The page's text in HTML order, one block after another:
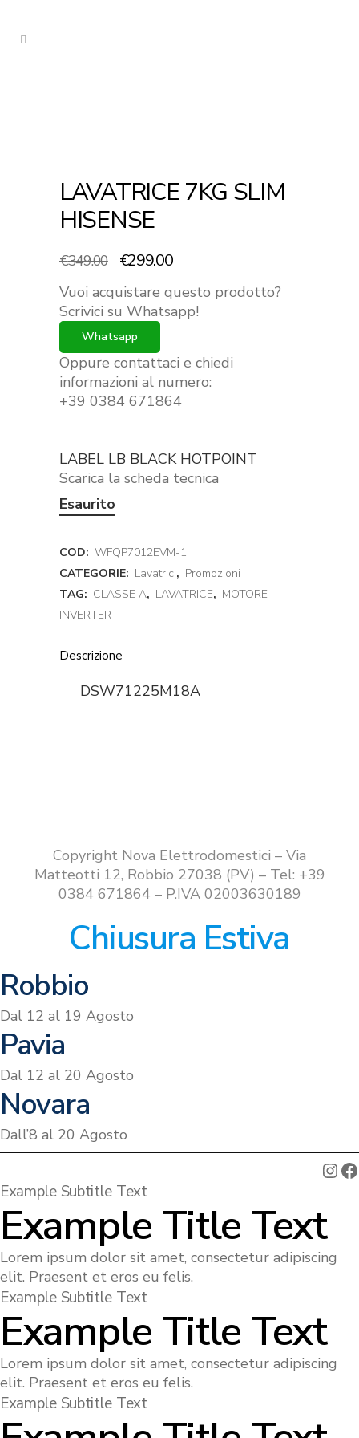
LAVATRICE 7KG SLIM
HISENSE
€349.00
Il
originale
era:
€349.00.
€299.00Il
attuale
è:
Vuoi acquistare questo prodotto?
Scrivici su Whatsapp!
Whatsapp
Oppure contattaci e chiedi
informazioni al numero:
+39 0384 671864
LABEL LB BLACK HOTPOINT
Scarica la scheda tecnica
Esaurito
COD: WFQP7012EVM-1
CATEGORIE: Lavatrici, Promozioni
TAG: CLASSE A, LAVATRICE, MOTORE
INVERTER
Descrizione
DSW71225M18A
Copyright Nova Elettrodomestici – Via
Matteotti 12, Robbio 27038 (PV) – Tel: +39
0384 671864 – P.IVA 02003630189
Chiusura Estiva
Robbio
Dal 12 al 19 Agosto
Pavia
Dal 12 al 20 Agosto
Novara
Dall’8 al 20 Agosto
Example Subtitle Text
Example Title Text
Lorem ipsum dolor sit amet, consectetur adipiscing
elit. Praesent et eros eu felis.
Example Subtitle Text
Example Title Text
Lorem ipsum dolor sit amet, consectetur adipiscing
elit. Praesent et eros eu felis.
Example Subtitle Text